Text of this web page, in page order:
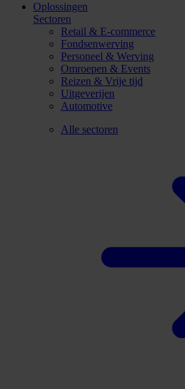
Oplossingen
Sectoren
Retail & E-commerce
Fondsenwerving
Personeel & Werving
Omroepen & Events
Reizen & Vrije tijd
Uitgeverijen
Automotive
Alle sectoren